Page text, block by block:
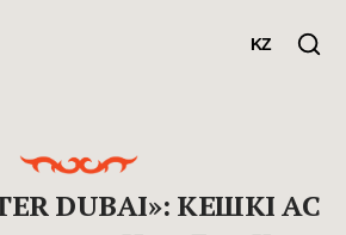
KZ
DUBAI»: КЕШКІ АС